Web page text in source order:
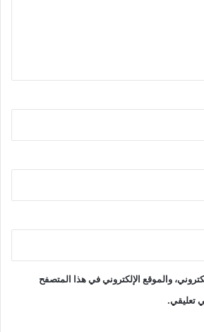
والموقع الإلكتروني في هذا المتصفح
تعليقي.